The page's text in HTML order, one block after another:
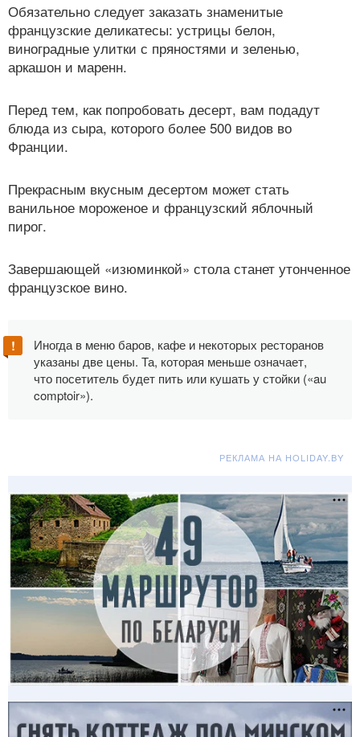
Обязательно следует заказать знаменитые
французские деликатесы: устрицы белон,
виноградные улитки с пряностями и зеленью,
аркашон и маренн.
Перед тем, как попробовать десерт, вам подадут
блюда из сыра, которого более 500 видов во
Франции.
Прекрасным вкусным десертом может стать
ванильное мороженое и французский яблочный
пирог.
Завершающей «изюминкой» стола станет утонченное
французское вино.
Иногда в меню баров, кафе и некоторых ресторанов
указаны две цены. Та, которая меньше означает,
что посетитель будет пить или кушать у стойки («au
comptoir»).
РЕКЛАМА НА HOLIDAY.BY